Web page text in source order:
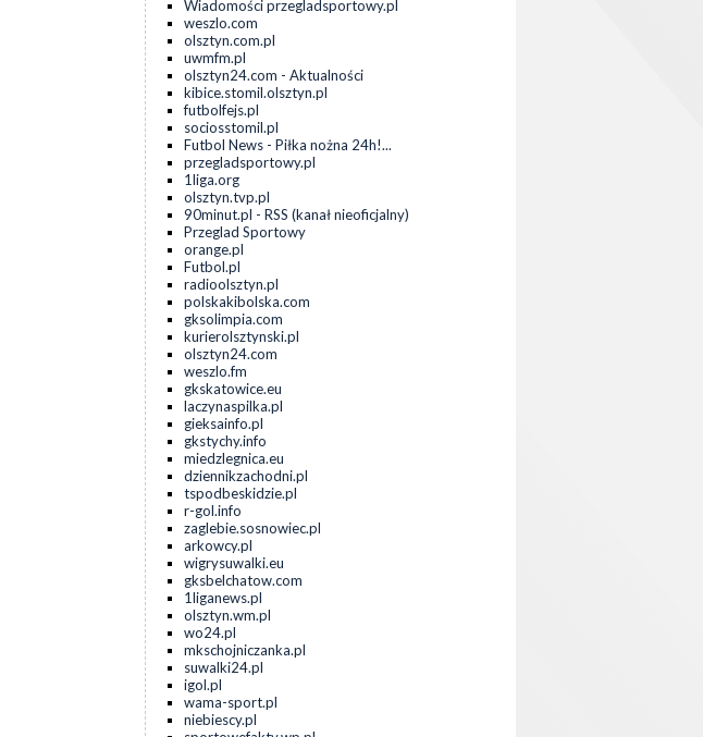
Wiadomości przegladsportowy.pl
weszlo.com
olsztyn.com.pl
uwmfm.pl
olsztyn24.com - Aktualności
kibice.stomil.olsztyn.pl
futbolfejs.pl
sociosstomil.pl
Futbol News - Piłka nożna 24h!...
przegladsportowy.pl
1liga.org
olsztyn.tvp.pl
90minut.pl - RSS (kanał nieoficjalny)
Przeglad Sportowy
orange.pl
Futbol.pl
radioolsztyn.pl
polskakibolska.com
gksolimpia.com
kurierolsztynski.pl
olsztyn24.com
weszlo.fm
gkskatowice.eu
laczynaspilka.pl
gieksainfo.pl
gkstychy.info
miedzlegnica.eu
dziennikzachodni.pl
tspodbeskidzie.pl
r-gol.info
zaglebie.sosnowiec.pl
arkowcy.pl
wigrysuwalki.eu
gksbelchatow.com
1liganews.pl
olsztyn.wm.pl
wo24.pl
mkschojniczanka.pl
suwalki24.pl
igol.pl
wama-sport.pl
niebiescy.pl